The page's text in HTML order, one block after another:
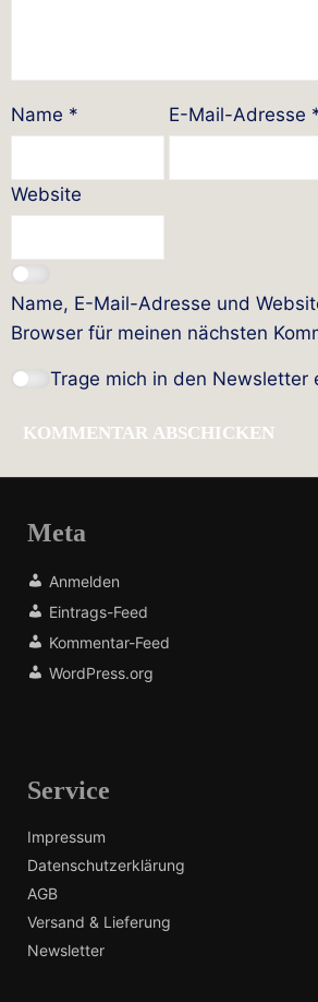
Name * E-Mail-Adresse
Website
Name, E-Mail-Adresse und
Browser für meinen nächsten
Trage mich in den Newsletter
Meta
Anmelden
Eintrags-Feed
Kommentar-Feed
WordPress.org
Service
Impressum
Datenschutzerklärung
AGB
Versand & Lieferung
Newsletter